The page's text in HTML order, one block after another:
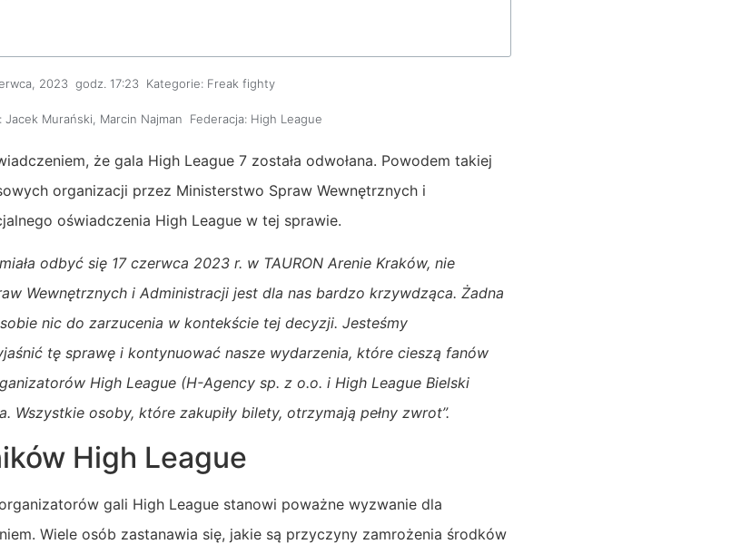
2023 godz. 17:23 Kategorie: Freak fighty
Jacek Murański Marcin Najman Federacja: High League
że gala High League 7 została odwołana. Powodem takiej
organizacji przez Ministerstwo Spraw Wewnętrznych i
oświadczenia High League w tej sprawie.
odbyć się 17 czerwca 2023 r. w TAURON Arenie Kraków, nie
Wewnętrznych i Administracji jest dla nas bardzo krzywdząca. Żadna
nic do zarzucenia w kontekście tej decyzji. Jesteśmy
tę sprawę i kontynuować nasze wydarzenia, które cieszą fanów
High League (H-Agency sp. z o.o. i High League Bielski
Wszystkie osoby, które zakupiły bilety, otrzymają pełny zwrot”.
High League
gali High League stanowi poważne wyzwanie dla
Wiele osób zastanawia się, jakie są przyczyny zamrożenia środków